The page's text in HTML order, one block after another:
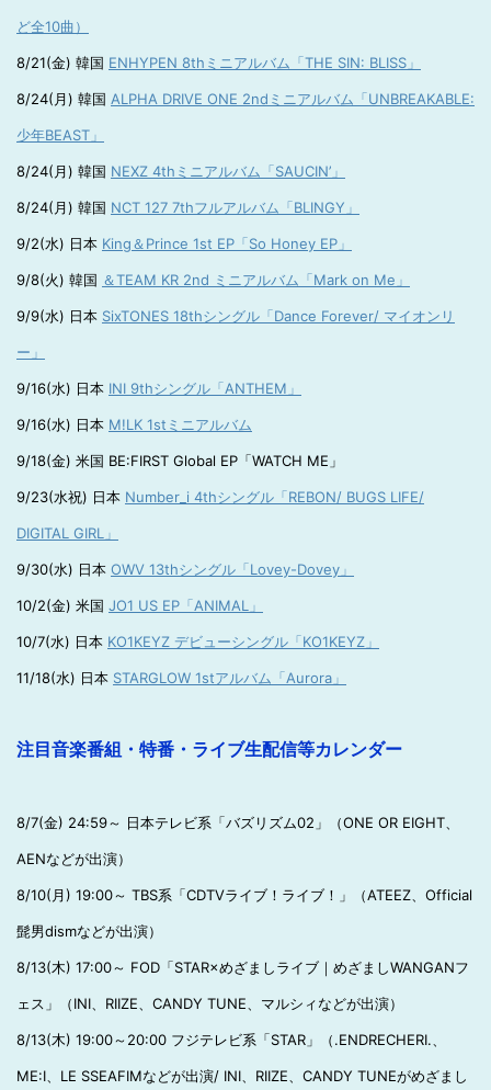
ど全10曲）
8/21(金) 韓国 ENHYPEN 8thミニアルバム「THE SIN: BLISS」
8/24(月) 韓国 ALPHA DRIVE ONE 2ndミニアルバム「UNBREAKABLE:
少年BEAST」
8/24(月) 韓国 NEXZ 4thミニアルバム「SAUCIN’」
8/24(月) 韓国 NCT 127 7thフルアルバム「BLINGY」
9/2(水) 日本 King＆Prince 1st EP「So Honey EP」
9/8(火) 韓国 ＆TEAM KR 2nd ミニアルバム「Mark on Me」
9/9(水) 日本 SixTONES 18thシングル「Dance Forever/ マイオンリ
ー」
9/16(水) 日本 INI 9thシングル「ANTHEM」
9/16(水) 日本 M!LK 1stミニアルバム
9/18(金) 米国 BE:FIRST Global EP「WATCH ME」
9/23(水祝) 日本 Number_i 4thシングル「REBON/ BUGS LIFE/
DIGITAL GIRL」
9/30(水) 日本 OWV 13thシングル「Lovey-Dovey」
10/2(金) 米国 JO1 US EP「ANIMAL」
10/7(水) 日本 KO1KEYZ デビューシングル「KO1KEYZ」
11/18(水) 日本 STARGLOW 1stアルバム「Aurora」
注目音楽番組・特番・ライブ生配信等カレンダー
8/7(金) 24:59～ 日本テレビ系「バズリズム02」（ONE OR EIGHT、
AENなどが出演）
8/10(月) 19:00～ TBS系「CDTVライブ！ライブ！」（ATEEZ、Official
髭男dismなどが出演）
8/13(木) 17:00～ FOD「STAR×めざましライブ｜めざましWANGANフ
ェス」（INI、RIIZE、CANDY TUNE、マルシィなどが出演）
8/13(木) 19:00～20:00 フジテレビ系「STAR」（.ENDRECHERI.、
ME:I、LE SSEAFIMなどが出演/ INI、RIIZE、CANDY TUNEがめざまし